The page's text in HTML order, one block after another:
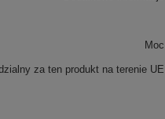
za ten produkt na terenie UE
Moc